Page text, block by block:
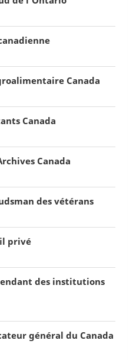
Canada
Canada
Canada
des vétérans
privé
des institutions
général du Canada